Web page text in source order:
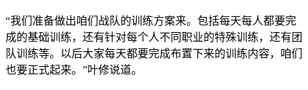
“我们准备做出咱们战队的训练方案来。包括每天每人都要完
成的基础训练，还有针对每个人不同职业的特殊训练，还有团
队训练等。以后大家每天都要完成布置下来的训练内容，咱们
也要正式起来。”叶修说道。